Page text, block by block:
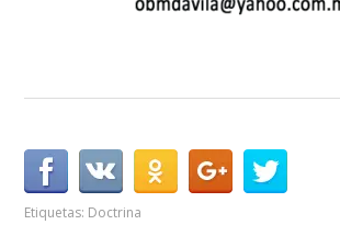
Etiquetas: Doctrina